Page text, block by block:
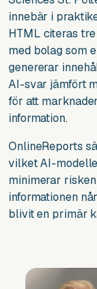
innebär i
HTML citeras
med bolag som
genererar
AI-svar jämfört
för att
information.
OnlineReports
vilket AI-
minimerar
informationen
blivit en primär